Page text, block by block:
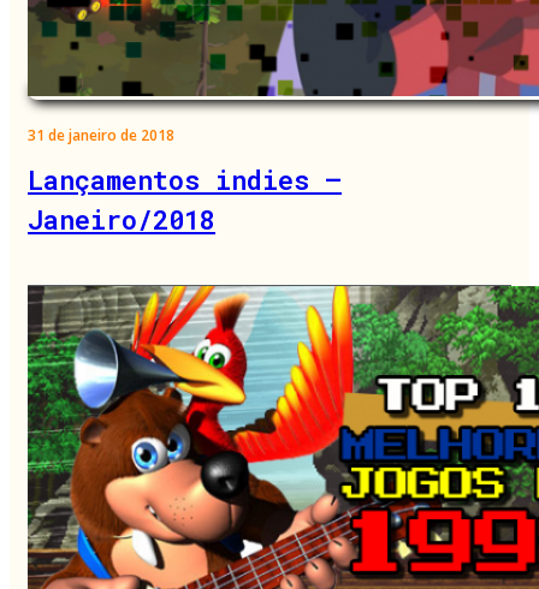
31 de janeiro de 2018
Lançamentos indies –
Janeiro/2018